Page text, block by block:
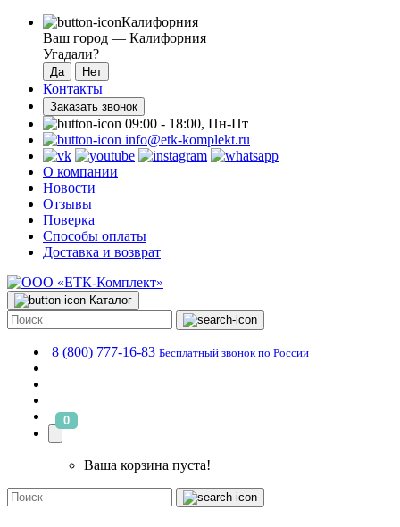
Калифорния
Ваш город — Калифорния
Угадали?
Контакты
Заказать звонок
09:00 - 18:00, Пн-Пт
info@etk-komplekt.ru
О компании
Новости
Отзывы
Поверка
Способы оплаты
Доставка и возврат
Каталог
8 (800) 777-16-83 Бесплатный звонок по России
0
Ваша корзина пуста!